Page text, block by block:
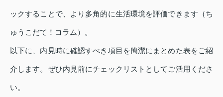
ックすることで、より多角的に生活環境を評価できます（ち
ゅうこだて！コラム）。
以下に、内見時に確認すべき項目を簡潔にまとめた表をご紹
介します。ぜひ内見前にチェックリストとしてご活用くださ
い。